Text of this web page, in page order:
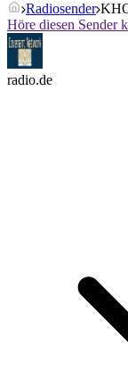
Radiosender
Höre diesen Sender
radio.de